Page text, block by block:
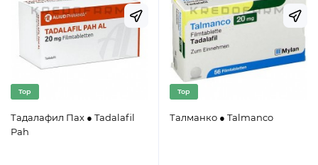
Top
Тадалафил Пах ● Tadalafil
Pah
Top
Талманко ● Talmanco